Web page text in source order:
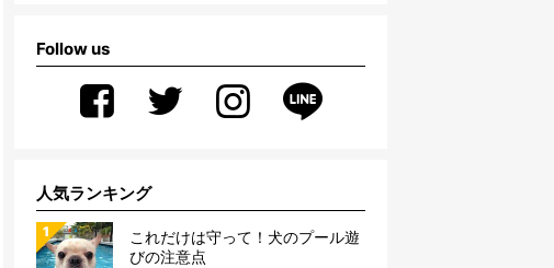
Follow us
人気ランキング
これだけは守って！犬のプール遊
びの注意点